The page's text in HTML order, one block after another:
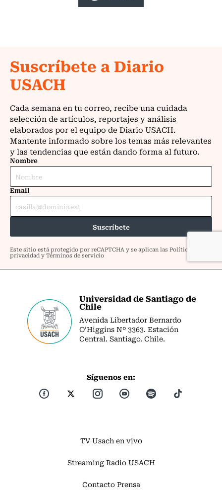
Universidad de Santiago de
Chile
Avenida Libertador Bernardo
O’Higgins Nº 3363. Estación
Central. Santiago. Chile.
Síguenos en:
TV Usach en vivo
Streaming Radio USACH
Contacto Prensa